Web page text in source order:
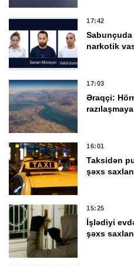
17:42
Sabunçuda
narkotik
17:03
Əraqçi:
16:01
Taksidən
şəxs
15:25
İşlədiyi
şəxs